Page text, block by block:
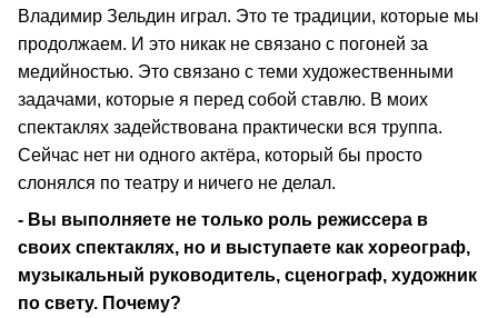
Владимир Зельдин играл. Это те традиции, которые мы
продолжаем. И это никак не связано с погоней за
медийностью. Это связано с теми художественными
задачами, которые я перед собой ставлю. В моих
спектаклях задействована практически вся труппа.
Сейчас нет ни одного актёра, который бы просто
слонялся по театру и ничего не делал.
- Вы выполняете не только роль режиссера в
своих спектаклях, но и выступаете как хореограф,
музыкальный руководитель, сценограф, художник
по свету. Почему?